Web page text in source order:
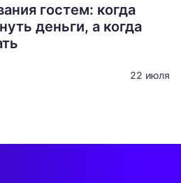
гостем: когда
деньги, а когда
22 июля